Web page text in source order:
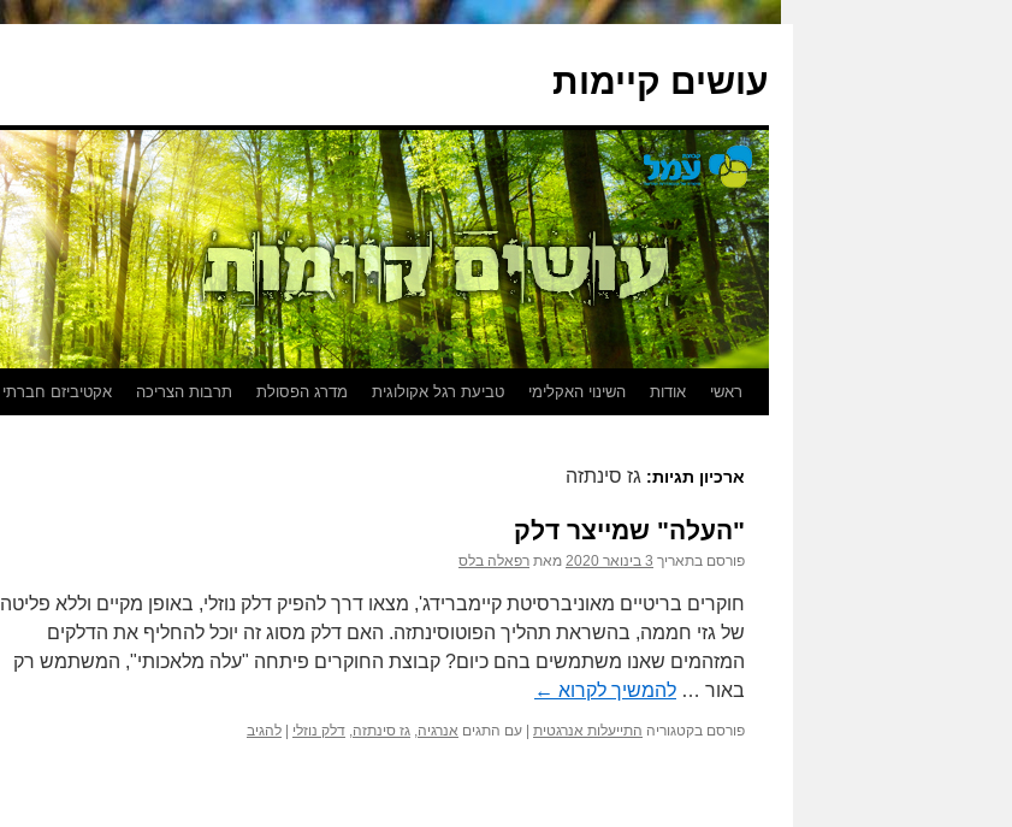
עושים קיימות
ראשי אודות השינוי האקלימי טביעת רגל אקולוגית מדרג הפסולת תרבות הצריכה אקטיביזם חברתי
ארכיון תגיות: גז סינתזה
"העלה" שמייצר דלק
פורסם בתאריך 3 בינואר 2020 מאת רפאלה בלס
חוקרים בריטיים מאוניברסיטת קיימברידג', מצאו דרך להפיק דלק נוזלי, באופן מקיים וללא פליטה
של גזי חממה, בהשראת תהליך הפוטוסינתזה. האם דלק מסוג זה יוכל להחליף את הדלקים
המזהמים שאנו משתמשים בהם כיום? קבוצת החוקרים פיתחה "עלה מלאכותי", המשתמש רק
באור … להמשיך לקרוא ←
פורסם בקטגוריה התייעלות אנרגטית עם התגים אנרגיה, גז סינתזה, דלק נוזלי להגיב